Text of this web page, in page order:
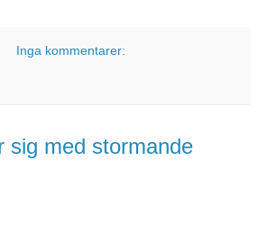
Inga kommentarer:
sig med stormande